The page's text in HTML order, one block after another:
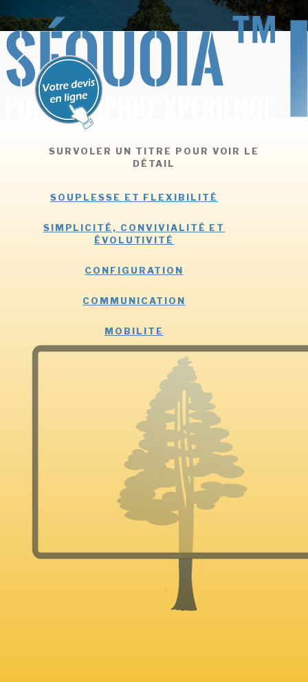
au
contenu
principal
BERCEL INFORMATIQUE
SEQUOIA Polymorphic X'périence
SURVOLER UN TITRE POUR VOIR LE
DÉTAIL
SOUPLESSE ET FLEXIBILITÉ
SIMPLICITÉ, CONVIVIALITÉ ET
ÉVOLUTIVITÉ
CONFIGURATION
COMMUNICATION
MOBILITE